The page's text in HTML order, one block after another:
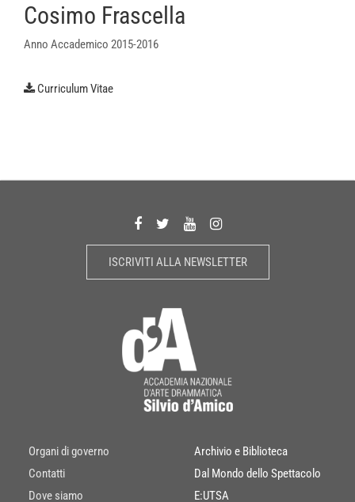
Cosimo Frascella
Anno Accademico 2015-2016
Curriculum Vitae
ISCRIVITI ALLA NEWSLETTER
Organi di governo
Contatti
Dove siamo
Archivio e Biblioteca
Dal Mondo dello Spettacolo
E:UTSA